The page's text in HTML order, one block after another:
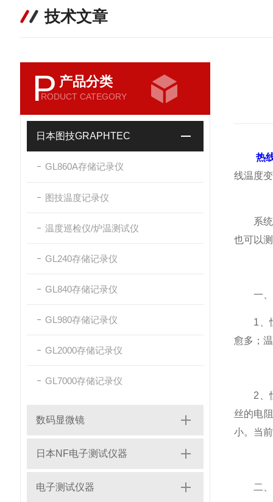
技术文章
P 产品分类
RODUCT CATEGORY
日本图技GRAPHTEC
GL860A存储记录仪
图技温度记录仪
温度巡检仪/炉温测试仪
GL240存储记录仪
GL840存储记录仪
GL980存储记录仪
GL2000存储记录仪
GL7000存储记录仪
数码显微镜
日本NF电子测试仪器
电子测试仪器
热
线温度
系统可
也可以
一、
1、恒
愈多；
2、恒
丝的电
小。当
二、